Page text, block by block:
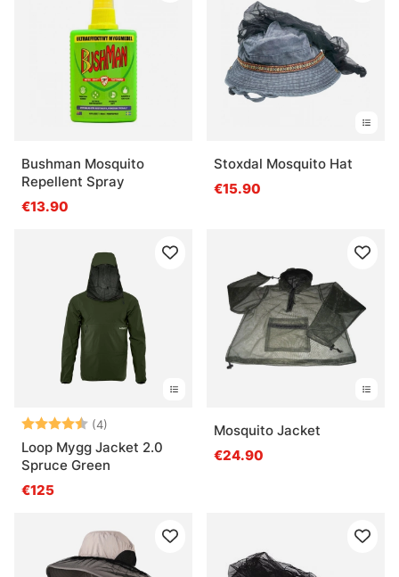
Bushman Mosquito
Repellent Spray
€13.90
Stoxdal Mosquito Hat
€15.90
Beoordeling:
(4)
Loop Mygg Jacket 2.0
Spruce Green
€125
Mosquito Jacket
€24.90